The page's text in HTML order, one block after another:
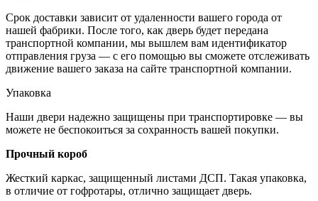
Срок доставки зависит от удаленности вашего города от
нашей фабрики. После того, как дверь будет передана
транспортной компании, мы вышлем вам идентификатор
отправления груза — с его помощью вы сможете отслеживать
движение вашего заказа на сайте транспортной компании.
Упаковка
Наши двери надежно защищены при транспортировке — вы
можете не беспокоиться за сохранность вашей покупки.
Прочный короб
Жесткий каркас, защищенный листами ДСП. Такая упаковка,
в отличие от гофротары, отлично защищает дверь.